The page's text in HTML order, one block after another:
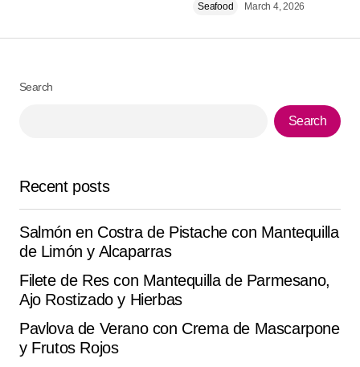
Your Name
Save my name, email, and website in this browser for
the next time I comment.
Submit Comment
Seafood March 4, 2026
Search
Search
Recent posts
Salmón en Costra de Pistache con Mantequilla
de Limón y Alcaparras
Filete de Res con Mantequilla de Parmesano,
Ajo Rostizado y Hierbas
Pavlova de Verano con Crema de Mascarpone
y Frutos Rojos